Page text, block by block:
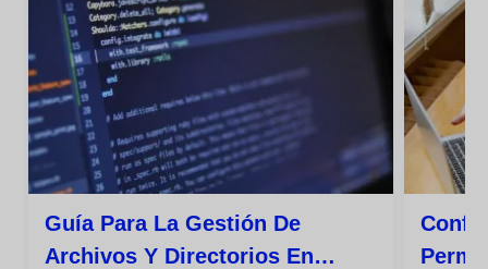
Guía Para La Gestión De
Archivos Y Directorios En